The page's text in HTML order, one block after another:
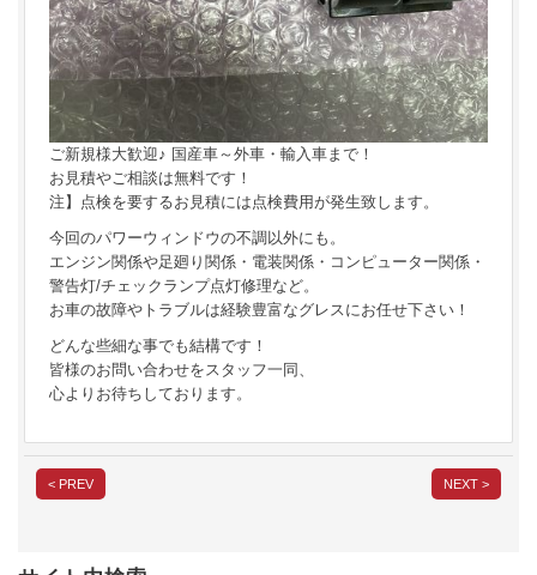
ご新規様大歓迎♪ 国産車～外車・輸入車まで！
お見積やご相談は無料です！
注】点検を要するお見積には点検費用が発生致します。
今回のパワーウィンドウの不調以外にも。
エンジン関係や足廻り関係・電装関係・コンピューター関係・
警告灯/チェックランプ点灯修理など。
お車の故障やトラブルは経験豊富なグレスにお任せ下さい！
どんな些細な事でも結構です！
皆様のお問い合わせをスタッフ一同、
心よりお待ちしております。
< PREV NEXT >